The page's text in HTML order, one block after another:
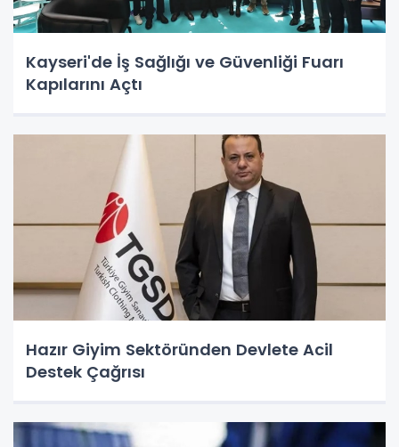
Kayseri'de İş Sağlığı ve Güvenliği Fuarı
Kapılarını Açtı
Hazır Giyim Sektöründen Devlete Acil
Destek Çağrısı